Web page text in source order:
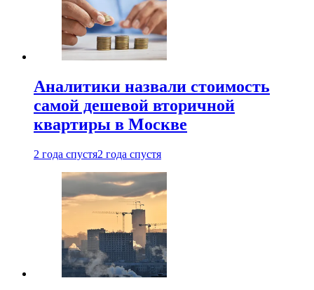
Аналитики назвали стоимость
самой дешевой вторичной
квартиры в Москве
2 года спустя2 года спустя